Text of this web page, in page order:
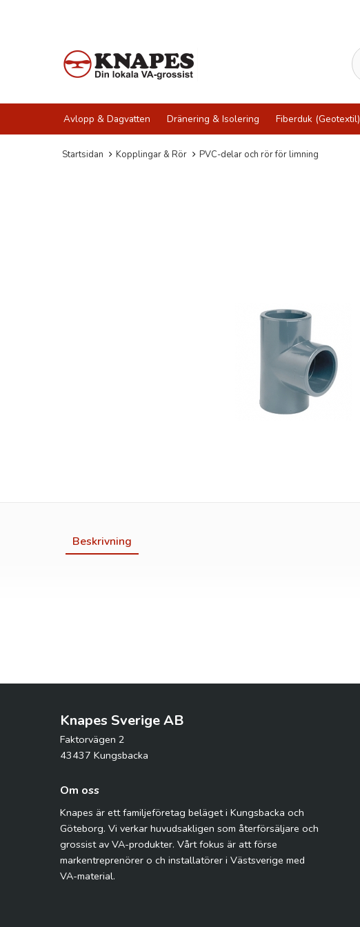
Avlopp & Dagvatten Dränering & Isolering Fiberduk (Geotextil)
Startsidan Kopplingar & Rör PVC-delar och rör för limning
Beskrivning
Knapes Sverige AB
Faktorvägen 2
43437 Kungsbacka
Om oss
Knapes är ett familjeföretag beläget i Kungsbacka och
Göteborg. Vi verkar huvudsakligen som återförsäljare och
grossist av VA-produkter. Vårt fokus är att förse
markentreprenörer o ch installatörer i Västsverige med
VA-material.